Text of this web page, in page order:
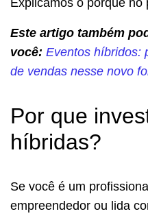
Este artigo também
você: Eventos híbridos:
de vendas nesse novo
Por que
híbridas?
Se você é um
empreendedor ou lida